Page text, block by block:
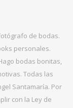
de bodas.
personales.
bodas bonitas,
Todas las
Santamaría. Por
con la Ley de